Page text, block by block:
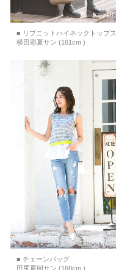
■ リブニットハイネックトップス
横田彩夏サン (161cm )
■ チェーンバッグ
田尻夏樹サン (168cm )